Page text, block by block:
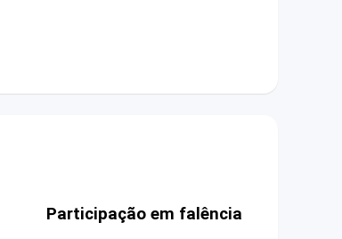
Participação em falência